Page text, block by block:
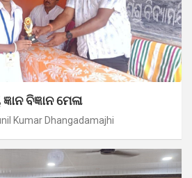
ବିଜ୍ଞାନ ମେଳା
Kumar Dhangadamajhi